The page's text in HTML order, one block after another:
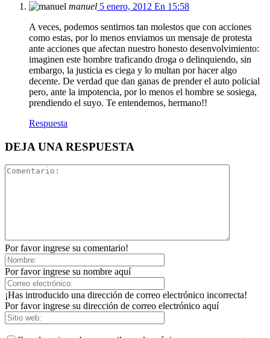
manuel 5 enero, 2012 En 15:58
A veces, podemos sentirnos tan molestos que con acciones
como estas, por lo menos enviamos un mensaje de protesta
ante acciones que afectan nuestro honesto desenvolvimiento:
imaginen este hombre traficando droga o delinquiendo, sin
embargo, la justicia es ciega y lo multan por hacer algo
decente. De verdad que dan ganas de prender el auto policial
pero, ante la impotencia, por lo menos el hombre se sosiega,
prendiendo el suyo. Te entendemos, hermano!!
Respuesta
DEJA UNA RESPUESTA
Por favor ingrese su comentario!
Por favor ingrese su nombre aquí
¡Has introducido una dirección de correo electrónico incorrecta!
Por favor ingrese su dirección de correo electrónico aquí